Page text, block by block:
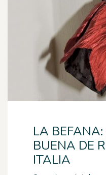
LA
BUENA DE
ITALIA